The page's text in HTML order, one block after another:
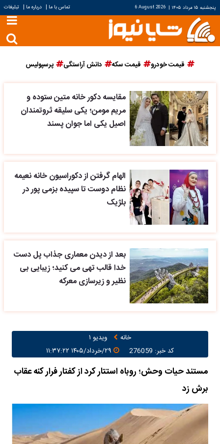
پنجشنبه ۱۵ مرداد ۱۴۰۵ |
6 August 2026 تماس با ما | درباره ما | تبلیغات
قیمت خودرو قیمت سکه دانش آراستگی پرسپولیس
مقایسه دکور خانه متین ستوده و
مریم مومن؛ یکی سلیقه ثروتمندان
اصیل یکی اما جوان پسند
الهام گرفتن از دکوراسیون خانه نعیمه
نظام دوست تا سپیده بزمی پور در
بلژیک
بعد از دیدن معماری جذاب پل دست
خدا قالب تهی می کنید؛ زیبایی بی
نظیر و زیرسازی معرکه
خانه
ویدیو ۱
کد خبر: 276059
مستند حیات وحش؛ روباه استتار کرد از کفتار فرار کنه عقاب
برش زد